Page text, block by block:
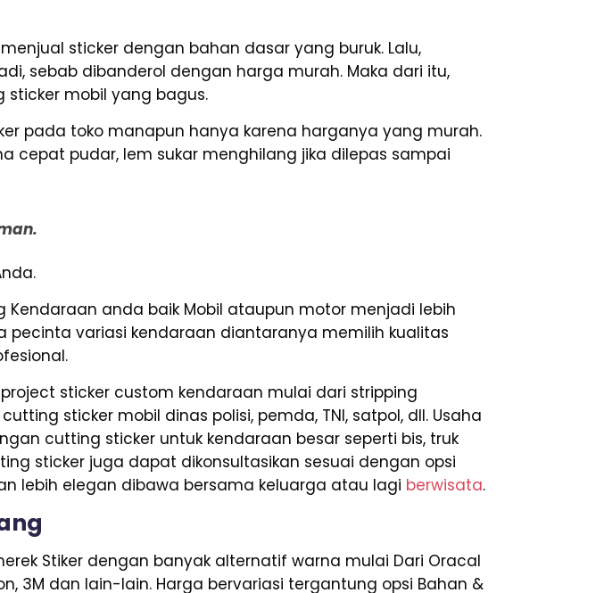
sticker dengan bahan dasar yang buruk. Lalu,
sebab dibanderol dengan harga murah. Maka dari itu,
mobil yang bagus.
pada toko manapun hanya karena harganya yang murah.
cepat pudar, lem sukar menghilang jika dilepas sampai
anda baik Mobil ataupun motor menjadi lebih
pecinta variasi kendaraan diantaranya memilih kualitas
sticker custom kendaraan mulai dari stripping
sticker mobil dinas polisi, pemda, TNI, satpol, dll. Usaha
cutting sticker untuk kendaraan besar seperti bis, truk
sticker juga dapat dikonsultasikan sesuai dengan opsi
lebih elegan dibawa bersama keluarga atau lagi berwisata.
Stiker dengan banyak alternatif warna mulai Dari Oracal
3M dan lain-lain. Harga bervariasi tergantung opsi Bahan &